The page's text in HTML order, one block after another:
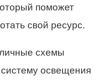
поможет
свой ресурс.
схемы
освещения